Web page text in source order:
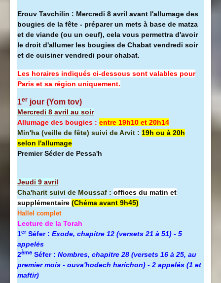
Erouv Tavchilin : Mercredi 8 avril avant l'allumage des
bougies de la fête - préparer un mets à base de matza
et de viande (ou un oeuf), cela vous permettra d'avoir
le droit d'allumer les bougies de Chabat vendredi soir
et de cuisiner vendredi pour chabat.
Les horaires indiqués ci-dessous sont valables pour
Paris et sa région uniquement.
1er jour (Yom tov)
Mercredi 8 avril au soir
Allumage des bougies : entre 19h10 et 20h14
Min'ha (veille de fête) suivi de Arvit : 19h ou à 20h
selon l'allumage
Premier Séder de Pessa'h
Jeudi 9 avril
Cha'harit suivi de Moussaf : offices du matin et
supplémentaire (Chéma avant 9h45)
Hallel complet
Lecture de la Torah
1erSéfer : Exode, chapitre 12 (versets 21 à 51) - 5
appelés
2ème Séfer : Nombres, chapitre 28 (versets 16 à 25, au
premier mois - ouva'hodech harichon) - 2 appelés (1 et
maftir)